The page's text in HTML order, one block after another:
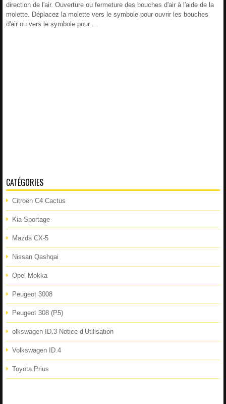
direction de l'air. Ouverture ou fermeture des bouches d'air à l'aide de la
molette. Déplacez la molette vers le symbole pour ouvrir les bouches
d'air ou vers le symbole pour ...
CATÉGORIES
Citroën C4 Cactus
Kia Sportage
Mazda CX-5
Nissan Qashqai
Opel Mokka
Peugeot 3008
Peugeot 308 (P5)
olkswagen ID.3 Notice d’Utilisation
Volkswagen ID.4
Toyota Prius